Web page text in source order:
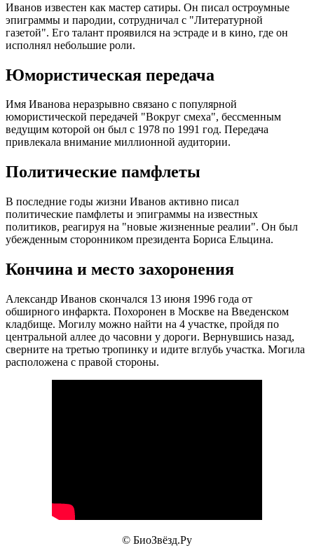
Иванов известен как мастер сатиры. Он писал остроумные
эпиграммы и пародии, сотрудничал с "Литературной
газетой". Его талант проявился на эстраде и в кино, где он
исполнял небольшие роли.
Юмористическая передача
Имя Иванова неразрывно связано с популярной
юмористической передачей "Вокруг смеха", бессменным
ведущим которой он был с 1978 по 1991 год. Передача
привлекала внимание миллионной аудитории.
Политические памфлеты
В последние годы жизни Иванов активно писал
политические памфлеты и эпиграммы на известных
политиков, реагируя на "новые жизненные реалии". Он был
убежденным сторонником президента Бориса Ельцина.
Кончина и место захоронения
Александр Иванов скончался 13 июня 1996 года от
обширного инфаркта. Похоронен в Москве на Введенском
кладбище. Могилу можно найти на 4 участке, пройдя по
центральной аллее до часовни у дороги. Вернувшись назад,
сверните на третью тропинку и идите вглубь участка. Могила
расположена с правой стороны.
© БиоЗвёзд.Ру